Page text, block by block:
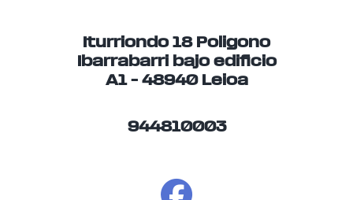
Iturriondo 18 Poligono
Ibarrabarri bajo edificio
A1 – 48940 Leioa
944810003